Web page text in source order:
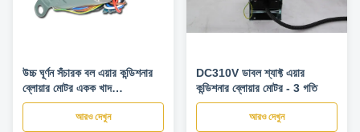
উচ্চ ঘূর্ণন সঁচারক বল এয়ার কন্ডিশনার
ব্লোয়ার মোটর একক খাদ
অ্যাসিঙ্ক্রোনাস 1 / 6HP
আরও দেখুন
DC310V ডাবল শ্যাফ্ট এয়ার
কন্ডিশনার ব্লোয়ার মোটর - 3 গতি
আরও দেখুন